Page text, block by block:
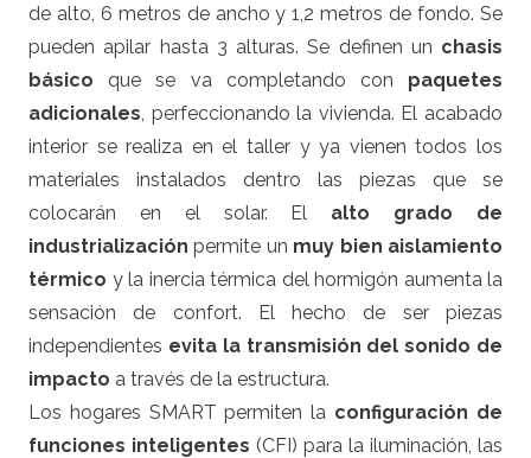
de alto, 6 metros de ancho y 1,2 metros de fondo. Se
pueden apilar hasta 3 alturas. Se definen un chasis
básico que se va completando con paquetes
adicionales, perfeccionando la vivienda. El acabado
interior se realiza en el taller y ya vienen todos los
materiales instalados dentro las piezas que se
colocarán en el solar. El alto grado de
industrialización permite un muy bien aislamiento
térmico y la inercia térmica del hormigón aumenta la
sensación de confort. El hecho de ser piezas
independientes evita la transmisión del sonido de
impacto a través de la estructura.
Los hogares SMART permiten la configuración de
funciones inteligentes (CFI) para la iluminación, las